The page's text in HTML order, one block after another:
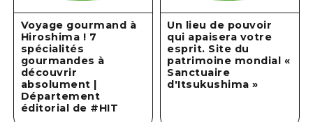
Voyage gourmand à
Hiroshima ! 7
spécialités
gourmandes à
découvrir
absolument |
Département
éditorial de #HIT
Un lieu de pouvoir
qui apaisera votre
esprit. Site du
patrimoine mondial «
Sanctuaire
d'Itsukushima »